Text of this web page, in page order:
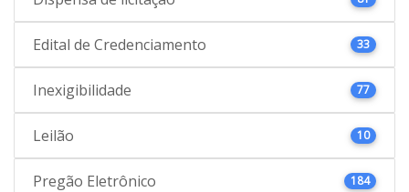
Edital de Credenciamento 33
Inexigibilidade 77
Leilão 10
Pregão Eletrônico 184